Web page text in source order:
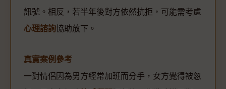
訊號。相反，若半年後對方依然抗拒，可能需考慮
心理諮詢協助放下。
真實案例參考
一對情侶因為男方經常加班而分手，女方覺得被忽